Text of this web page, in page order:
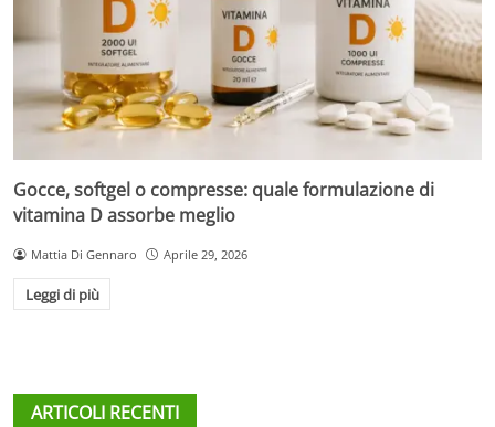
Gocce, softgel o compresse: quale formulazione di
vitamina D assorbe meglio
Mattia Di Gennaro Aprile 29, 2026
Leggi di più
ARTICOLI RECENTI